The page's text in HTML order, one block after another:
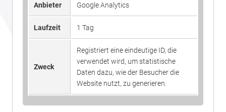
Anbieter Google Analytics
Laufzeit 1 Tag
Zweck
Registriert eine eindeutige ID, die
verwendet wird, um statistische
Daten dazu, wie der Besucher die
Website nutzt, zu generieren.